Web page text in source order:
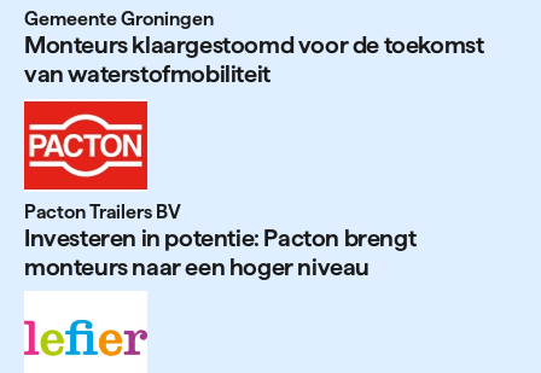
Gemeente Groningen
Monteurs klaar­ge­stoomd voor de toekomst
van water­stof­mo­bi­liteit
Pacton Trailers BV
Investeren in potentie: Pacton brengt
monteurs naar een hoger niveau